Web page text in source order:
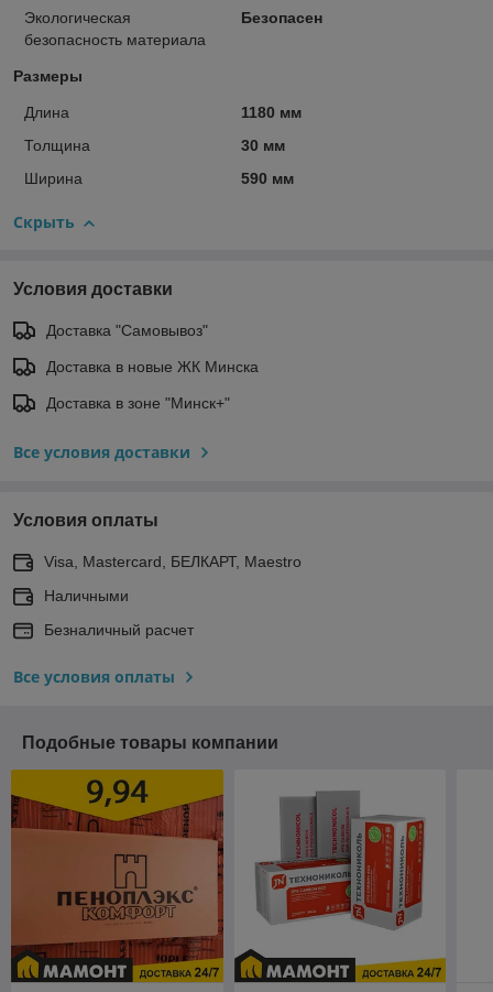
Экологическая
безопасность материала
Безопасен
Размеры
Длина
1180 мм
Толщина
30 мм
Ширина
590 мм
Скрыть
Условия доставки
Доставка "Самовывоз"
Доставка в новые ЖК Минска
Доставка в зоне "Минск+"
Все условия доставки
Условия оплаты
Visa, Mastercard, БЕЛКАРТ, Maestro
Наличными
Безналичный расчет
Все условия оплаты
Подобные товары компании